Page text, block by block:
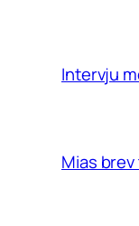
Intervju
Mias